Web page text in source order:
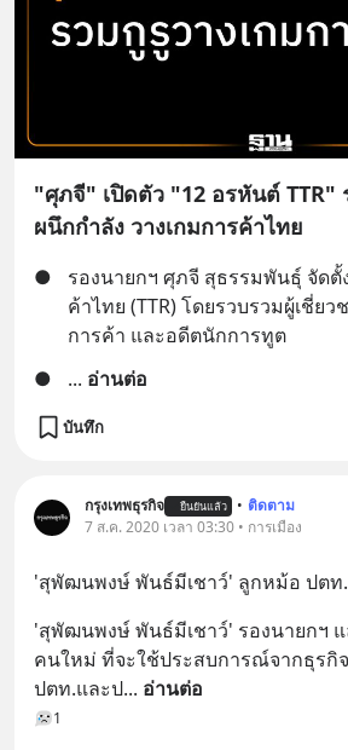
"ศุภจี" เปิดตัว "12 อรหันต์ TTR"
ผนึกกำลัง วางเกมการค้าไทย
●
รองนายกฯ ศุภจี สุธรรมพันธุ์ จัด
ค้าไทย (TTR) โดยรวบรวมผู้เชี่ย
การค้า และอดีตนักการทูต
●
... อ่านต่อ
บันทึก
กรุงเทพธุรกิจ ยืนยันแล้ว • ติดตาม
7 ส.ค. 2020 เวลา 03:30 • การเมือง
'สุพัฒนพงษ์ พันธ์มีเชาว์' ลูกหม้อ ปตท
'สุพัฒนพงษ์ พันธ์มีเชาว์' รองนายกฯ
คนใหม่ ที่จะใช้ประสบการณ์จากธุรกิ
ปตท.และป... อ่านต่อ
1